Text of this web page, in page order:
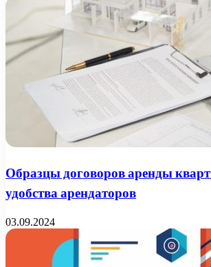
Образцы договоров аренды
удобства арендаторов
03.09.2024